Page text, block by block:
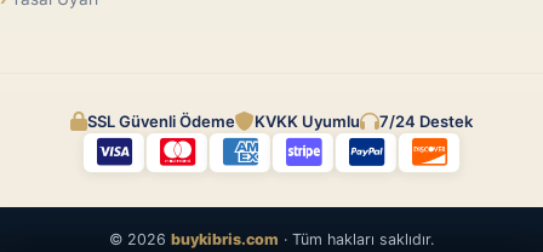
SSL Güvenli Ödeme KVKK Uyumlu 7/24 Destek
© 2026 buykibris.com · Tüm hakları saklıdır.